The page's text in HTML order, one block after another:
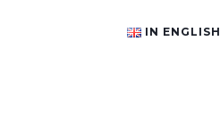
IN ENGLISH